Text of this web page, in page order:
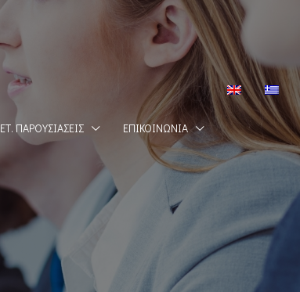
ΕΤ. ΠΑΡΟΥΣΙΆΣΕΙΣ ΕΠΙΚΟΙΝΩΝΊΑ